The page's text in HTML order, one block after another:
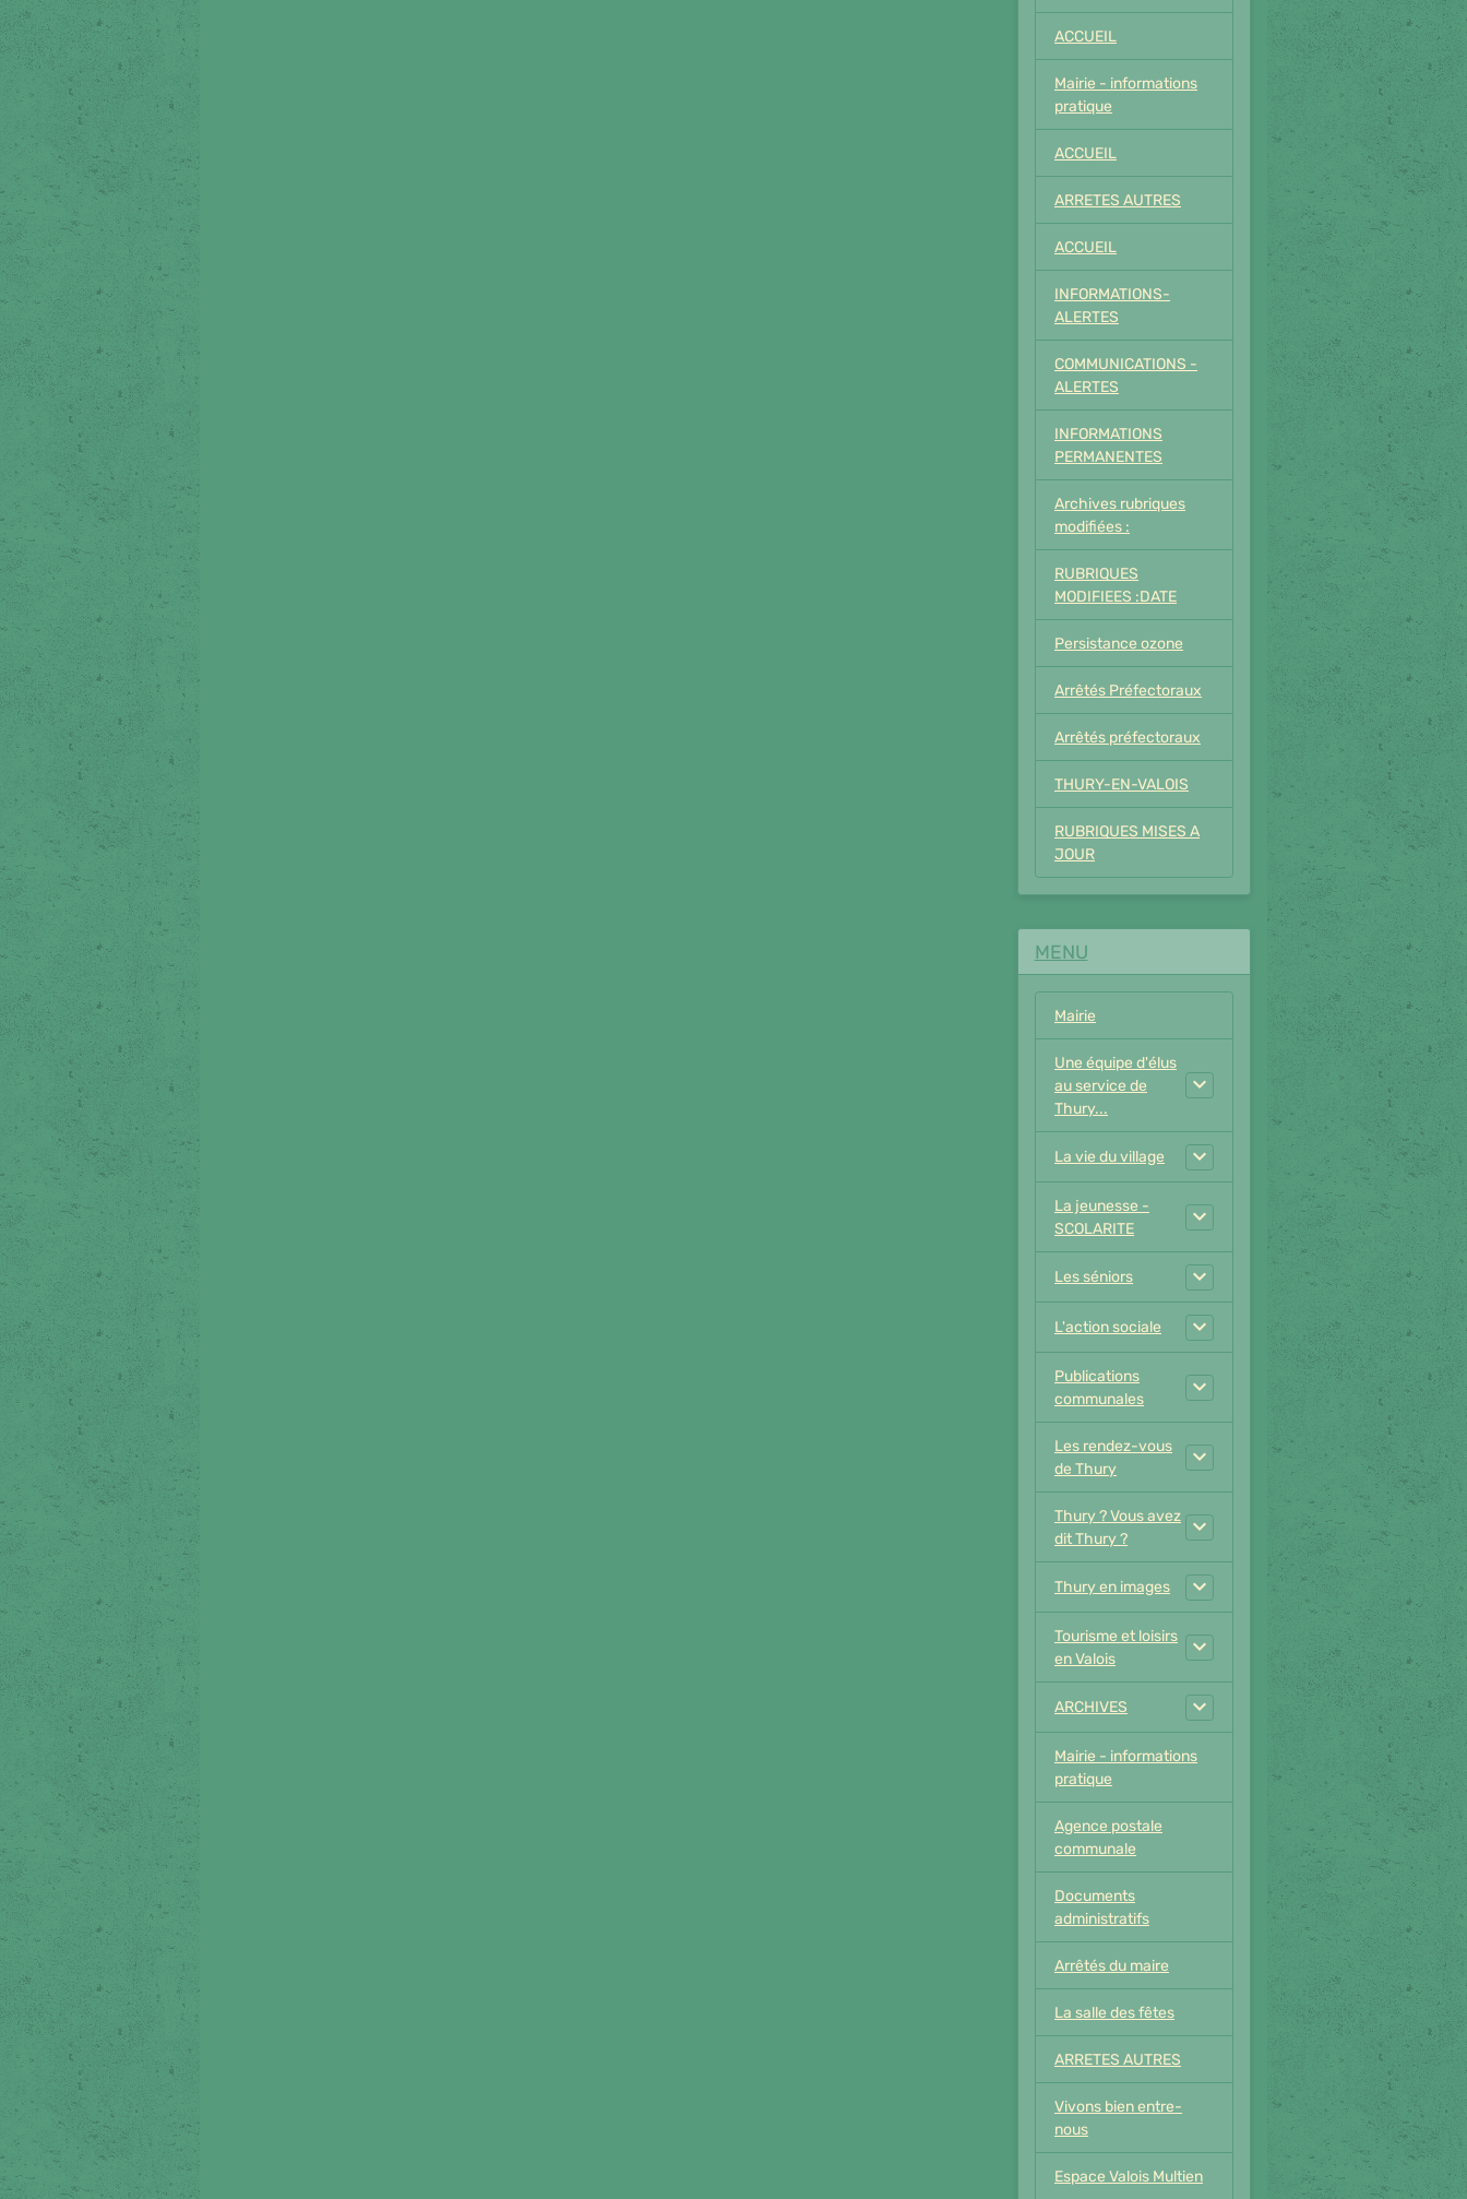
ACCUEIL
Mairie - informations
pratique
ACCUEIL
ARRETES AUTRES
ACCUEIL
INFORMATIONS-
ALERTES
COMMUNICATIONS -
ALERTES
INFORMATIONS
PERMANENTES
Archives rubriques
modifiées :
RUBRIQUES
MODIFIEES :DATE
Persistance ozone
Arrêtés Préfectoraux
Arrêtés préfectoraux
THURY-EN-VALOIS
RUBRIQUES MISES A
JOUR
MENU
Mairie
Une équipe d'élus
au service de
Thury...
La vie du village
La jeunesse -
SCOLARITE
Les séniors
L'action sociale
Publications
communales
Les rendez-vous
de Thury
Thury ? Vous avez
dit Thury ?
Thury en images
Tourisme et loisirs
en Valois
ARCHIVES
Mairie - informations
pratique
Agence postale
communale
Documents
administratifs
Arrêtés du maire
La salle des fêtes
ARRETES AUTRES
Vivons bien entre-
nous
Espace Valois Multien